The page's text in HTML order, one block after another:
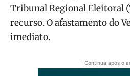
Tribunal Regional Eleitoral
recurso. O afastamento do
imediato.
- Continua após o